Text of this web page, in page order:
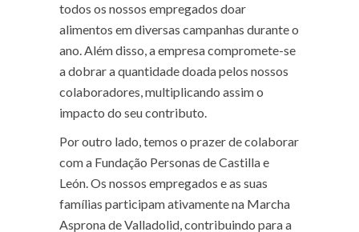
todos os nossos empregados doar
alimentos em diversas campanhas durante o
ano. Além disso, a empresa compromete-se
a dobrar a quantidade doada pelos nossos
colaboradores, multiplicando assim o
impacto do seu contributo.
Por outro lado, temos o prazer de colaborar
com a Fundação Personas de Castilla e
León. Os nossos empregados e as suas
famílias participam ativamente na Marcha
Asprona de Valladolid, contribuindo para a